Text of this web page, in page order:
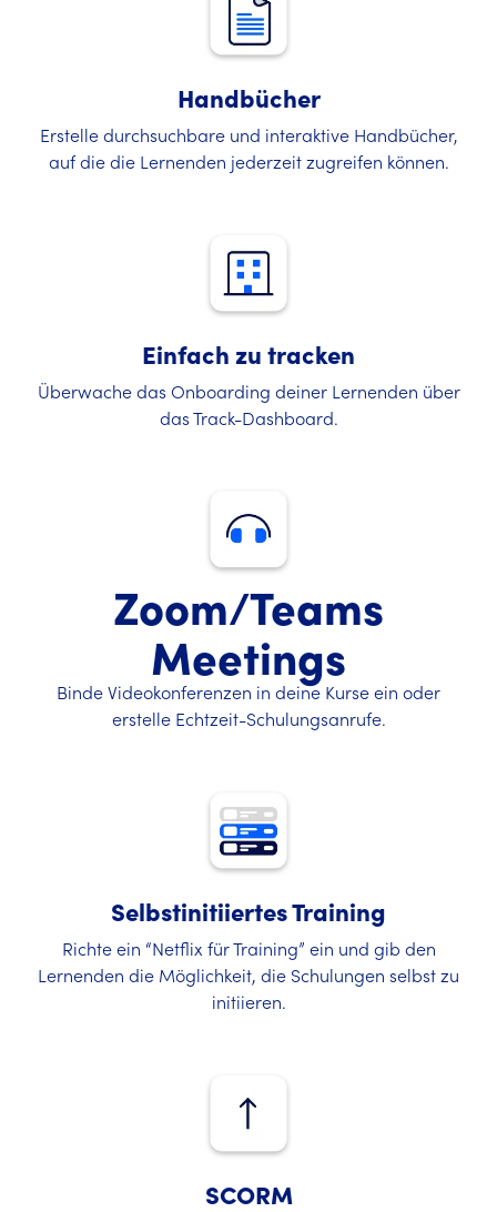
Handbücher
Erstelle durchsuchbare und interaktive Handbücher,
auf die die Lernenden jederzeit zugreifen können.
Einfach zu tracken
Überwache das Onboarding deiner Lernenden über
das Track-Dashboard.
Zoom/Teams
Meetings
Binde Videokonferenzen in deine Kurse ein oder
erstelle Echtzeit-Schulungsanrufe.
Selbstinitiiertes Training
Richte ein “Netflix für Training” ein und gib den
Lernenden die Möglichkeit, die Schulungen selbst zu
initiieren.
SCORM